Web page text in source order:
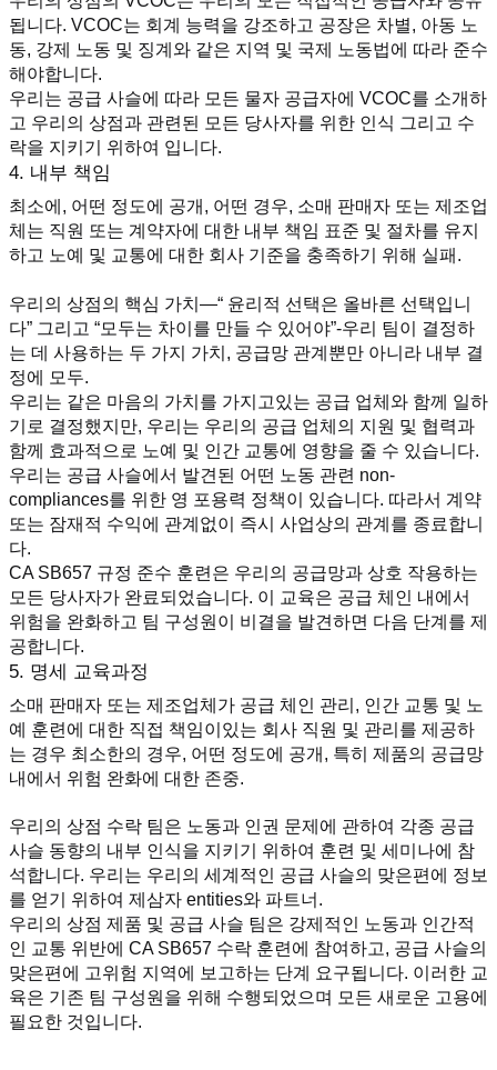
됩니다. VCOC는 회계 능력을 강조하고 공장은 차별, 아동 노
동, 강제 노동 및 징계와 같은 지역 및 국제 노동법에 따라 준수
해야합니다.
우리는 공급 사슬에 따라 모든 물자 공급자에 VCOC를 소개하
고 우리의 상점과 관련된 모든 당사자를 위한 인식 그리고 수
락을 지키기 위하여 입니다.
4. 내부 책임
최소에, 어떤 정도에 공개, 어떤 경우, 소매 판매자 또는 제조업
체는 직원 또는 계약자에 대한 내부 책임 표준 및 절차를 유지
하고 노예 및 교통에 대한 회사 기준을 충족하기 위해 실패.
우리의 상점의 핵심 가치—“ 윤리적 선택은 올바른 선택입니
다” 그리고 “모두는 차이를 만들 수 있어야”-우리 팀이 결정하
는 데 사용하는 두 가지 가치, 공급망 관계뿐만 아니라 내부 결
정에 모두.
우리는 같은 마음의 가치를 가지고있는 공급 업체와 함께 일하
기로 결정했지만, 우리는 우리의 공급 업체의 지원 및 협력과
함께 효과적으로 노예 및 인간 교통에 영향을 줄 수 있습니다.
우리는 공급 사슬에서 발견된 어떤 노동 관련 non-
compliances를 위한 영 포용력 정책이 있습니다. 따라서 계약
또는 잠재적 수익에 관계없이 즉시 사업상의 관계를 종료합니
다.
CA SB657 규정 준수 훈련은 우리의 공급망과 상호 작용하는
모든 당사자가 완료되었습니다. 이 교육은 공급 체인 내에서
위험을 완화하고 팀 구성원이 비결을 발견하면 다음 단계를 제
공합니다.
5. 명세 교육과정
소매 판매자 또는 제조업체가 공급 체인 관리, 인간 교통 및 노
예 훈련에 대한 직접 책임이있는 회사 직원 및 관리를 제공하
는 경우 최소한의 경우, 어떤 정도에 공개, 특히 제품의 공급망
내에서 위험 완화에 대한 존중.
우리의 상점 수락 팀은 노동과 인권 문제에 관하여 각종 공급
사슬 동향의 내부 인식을 지키기 위하여 훈련 및 세미나에 참
석합니다. 우리는 우리의 세계적인 공급 사슬의 맞은편에 정보
를 얻기 위하여 제삼자 entities와 파트너.
우리의 상점 제품 및 공급 사슬 팀은 강제적인 노동과 인간적
인 교통 위반에 CA SB657 수락 훈련에 참여하고, 공급 사슬의
맞은편에 고위험 지역에 보고하는 단계 요구됩니다. 이러한 교
육은 기존 팀 구성원을 위해 수행되었으며 모든 새로운 고용에
필요한 것입니다.